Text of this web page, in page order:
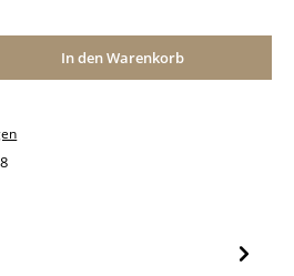
Gib den gewünschten
In den Warenkorb